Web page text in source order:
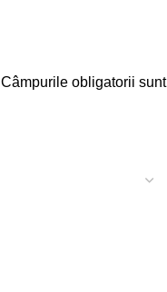
Câmpurile obligatorii sunt